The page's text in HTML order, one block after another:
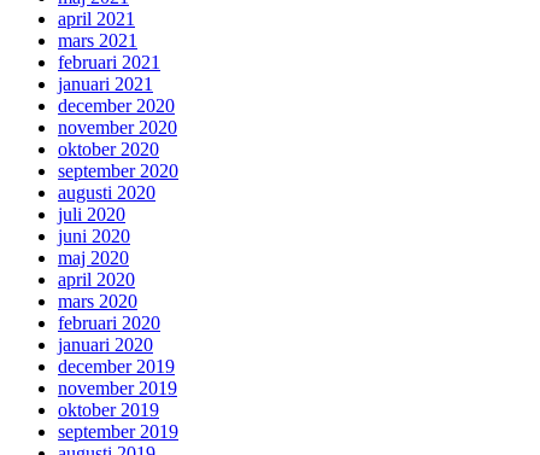
april 2021
mars 2021
februari 2021
januari 2021
december 2020
november 2020
oktober 2020
september 2020
augusti 2020
juli 2020
juni 2020
maj 2020
april 2020
mars 2020
februari 2020
januari 2020
december 2019
november 2019
oktober 2019
september 2019